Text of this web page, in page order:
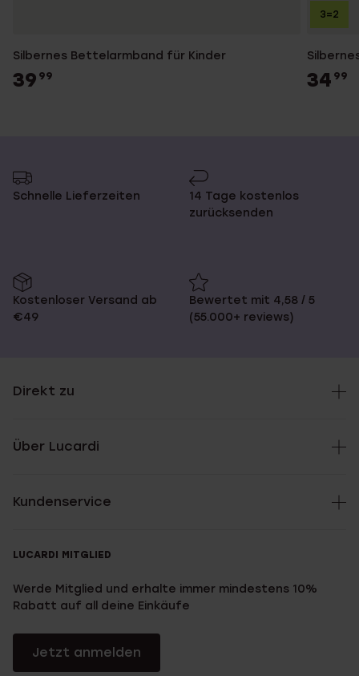
Silbernes Bettelarmband für Kinder
39 99 34 99
3=2
Schnelle Lieferzeiten
14 Tage kostenlos
zurücksenden
Kostenloser Versand ab
€49
Bewertet mit 4,58 / 5
(55.000+ reviews)
Direkt zu
Über Lucardi
Kundenservice
LUCARDI MITGLIED
Werde Mitglied und erhalte immer mindestens 10%
Rabatt auf all deine Einkäufe
Jetzt anmelden